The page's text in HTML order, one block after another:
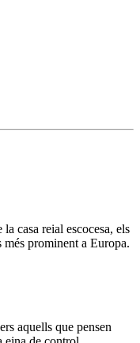
casa reial escocesa, els
més prominent a Europa.
aquells que pensen